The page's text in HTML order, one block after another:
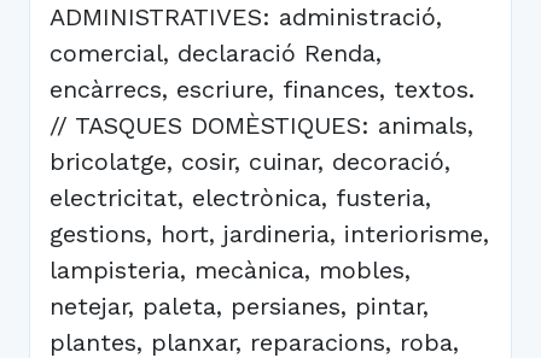
ADMINISTRATIVES: administració,
comercial, declaració Renda,
encàrrecs, escriure, finances, textos.
// TASQUES DOMÈSTIQUES: animals,
bricolatge, cosir, cuinar, decoració,
electricitat, electrònica, fusteria,
gestions, hort, jardineria, interiorisme,
lampisteria, mecànica, mobles,
netejar, paleta, persianes, pintar,
plantes, planxar, reparacions, roba,